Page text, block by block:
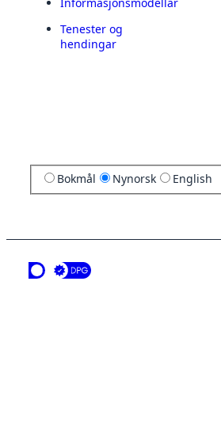
Tenester og
hendingar
Bokmål Nynorsk English